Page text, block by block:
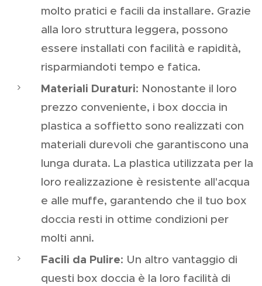
molto pratici e facili da installare. Grazie
alla loro struttura leggera, possono
essere installati con facilità e rapidità,
risparmiandoti tempo e fatica.
Materiali Duraturi: Nonostante il loro
prezzo conveniente, i box doccia in
plastica a soffietto sono realizzati con
materiali durevoli che garantiscono una
lunga durata. La plastica utilizzata per la
loro realizzazione è resistente all'acqua
e alle muffe, garantendo che il tuo box
doccia resti in ottime condizioni per
molti anni.
Facili da Pulire: Un altro vantaggio di
questi box doccia è la loro facilità di